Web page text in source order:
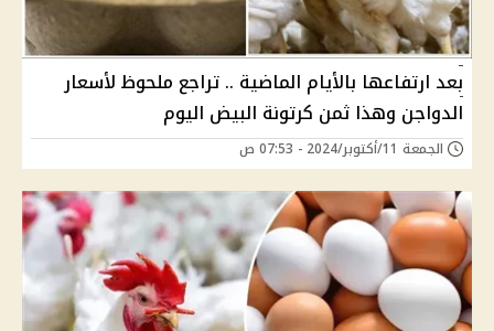
بعد ارتفاعها بالأيام الماضية .. تراجع ملحوظ لأسعار
الدواجن وهذا ثمن كرتونة البيض اليوم
الجمعة 11/أكتوبر/2024 - 07:53 ص